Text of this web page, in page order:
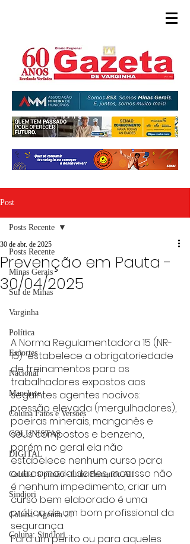
Post
Posts Recente
Minas Gerais
Sul de Minas
Varginha
Política
Esportes
Nacional
Manchete
Coluna Fatos e Versões
COLUNISTAS
DIGITAL
Coluna: Opinião - Luiz Fernando Alf
Sindjori
Coluna: Agenda 21
Coluna: SindJori
Posts Recente
Prevenção em Pauta -
30/04/2025
30 de abr. de 2025
A Norma Regulamentadora 15 (NR-
15)  estabelece a obrigatoriedade
de treinamentos para os
trabalhadores expostos aos
seguintes agentes nocivos:
pressão elevada (mergulhadores),
poeiras minerais, manganês e
seus compostos e benzeno,
porém no geral ela não
estabelece nenhum curso para
outras modalidades, mas isso não
é nenhum impedimento, criar um
curso bem elaborado é uma
prática de um bom profissional da
segurança.
Para um perito ou para aqueles